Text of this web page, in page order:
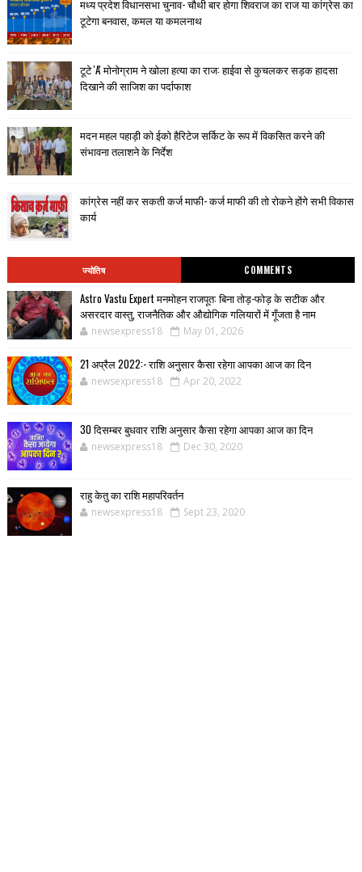
मध्य प्रदेश विधानसभा चुनाव- चौथी बार होगा शिवराज का राज या कांग्रेस का
टूटेगा बनवास, कमल या कमलनाथ
टूटे 'A' मोनोग्राम ने खोला हत्या का राज: हाईवा से कुचलकर सड़क हादसा
दिखाने की साजिश का पर्दाफाश
मदन महल पहाड़ी को ईको हैरिटेज सर्किट के रूप में विकसित करने की
संभावना तलाशने के निर्देश
कांग्रेस नहीं कर सकती कर्ज माफी- कर्ज माफी की तो रोकने होंगे सभी विकास
कार्य
ज्योतिष COMMENTS
Astro Vastu Expert मनमोहन राजपूत: बिना तोड़-फोड़ के सटीक और
असरदार वास्तु, राजनैतिक और औद्योगिक गलियारों में गूँजता है नाम
newsexpress18 May 01, 2026
21 अप्रैल 2022:- राशि अनुसार कैसा रहेगा आपका आज का दिन
newsexpress18 Apr 20, 2022
30 दिसम्बर बुधवार राशि अनुसार कैसा रहेगा आपका आज का दिन
newsexpress18 Dec 30, 2020
राहु केतु का राशि महापरिवर्तन
newsexpress18 Sept 23, 2020